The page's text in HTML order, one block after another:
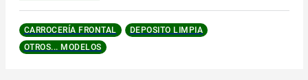
CARROCERÍA FRONTAL
DEPOSITO LIMPIA
OTROS... MODELOS